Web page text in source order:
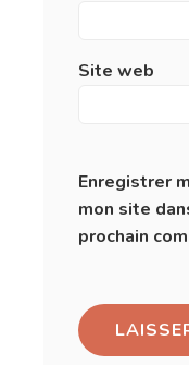
Site web
Enregistrer
mon site
prochain